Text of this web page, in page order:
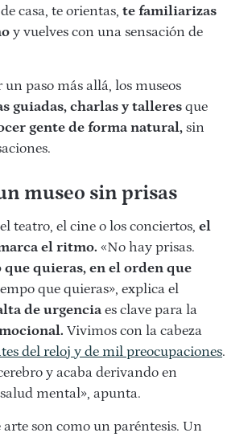
casa, te orientas, te familiarizas
y vuelves con una sensación de
un paso más allá, los museos
guiadas, charlas y talleres que
gente de forma natural, sin
museo sin prisas
teatro, el cine o los conciertos, el
el ritmo. «No hay prisas.
que quieras, en el orden que
que quieras», explica el
de urgencia es clave para la
Vivimos con la cabeza
del reloj y de mil preocupaciones.
y acaba derivando en
mental», apunta.
arte son como un paréntesis. Un